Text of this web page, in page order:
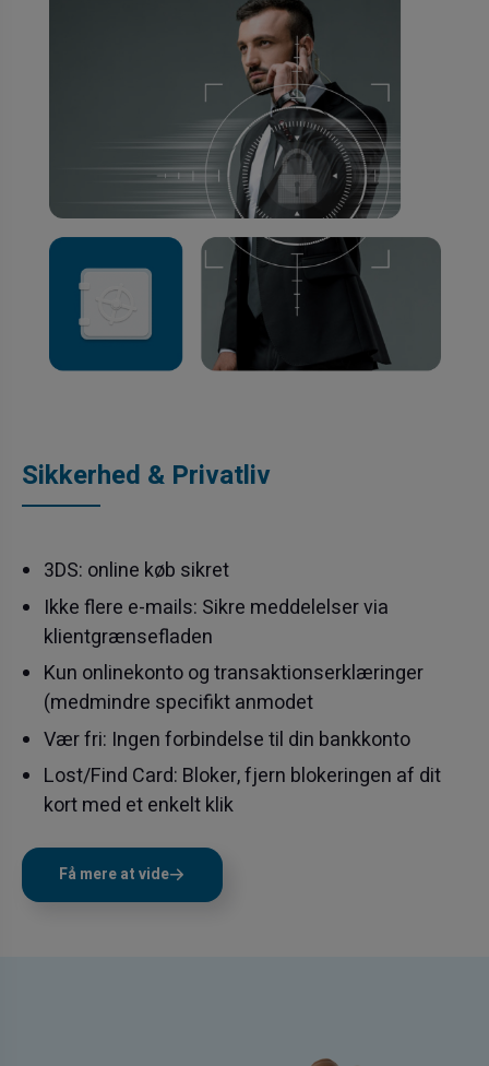
Sikkerhed & Privatliv
3DS: online køb sikret
Ikke flere e-mails: Sikre meddelelser via
klientgrænsefladen
Kun onlinekonto og transaktionserklæringer
(medmindre specifikt anmodet
Vær fri: Ingen forbindelse til din bankkonto
Lost/Find Card: Bloker, fjern blokeringen af dit
kort med et enkelt klik
Få mere at vide